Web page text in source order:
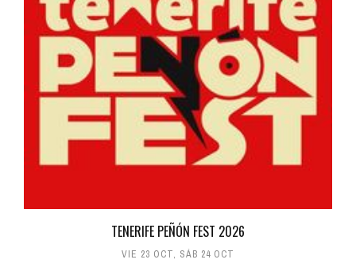
TENERIFE PEÑÓN FEST 2026
VIE 23 OCT, SÁB 24 OCT